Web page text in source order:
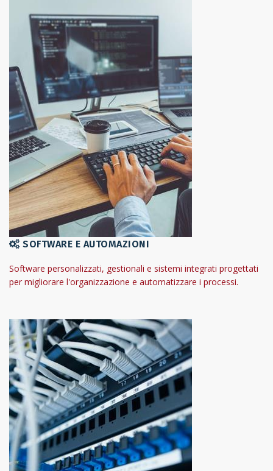
SOFTWARE E AUTOMAZIONI
Software personalizzati, gestionali e sistemi integrati progettati
per migliorare l'organizzazione e automatizzare i processi.